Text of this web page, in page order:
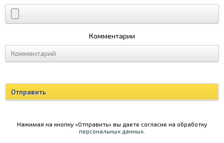
Комментарии
Нажимая на кнопку «Отправить» вы даете согласие на обработку
персональных данных